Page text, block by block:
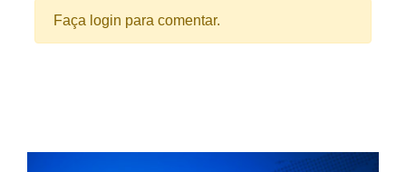
Faça login para comentar.